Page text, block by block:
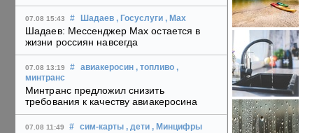
07.08 15:43 # Шадаев , Госуслуги , Max
Шадаев: Мессенджер Max остается в
жизни россиян навсегда
07.08 13:19 # авиакеросин , топливо ,
минтранс
Минтранс предложил снизить
требования к качеству авиакеросина
07.08 11:49 # сим-карты , дети , Минцифры